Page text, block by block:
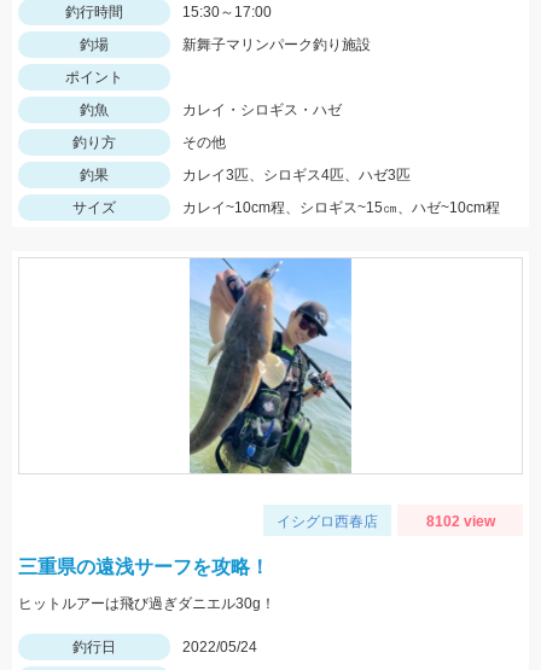
釣行時間
15:30～17:00
釣場
新舞子マリンパーク釣り施設
ポイント
釣魚
カレイ・シロギス・ハゼ
釣り方
その他
釣果
カレイ3匹、シロギス4匹、ハゼ3匹
サイズ
カレイ~10cm程、シロギス~15㎝、ハゼ~10cm程
イシグロ西春店 8102 view
三重県の遠浅サーフを攻略！
ヒットルアーは飛び過ぎダニエル30g！
釣行日
2022/05/24